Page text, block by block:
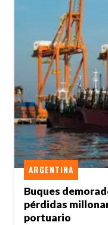
Buques
pérdidas
portuario
ARGENTINA